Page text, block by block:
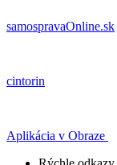
samospravaOnline.sk
cintorin
Aplikácia v Obraze